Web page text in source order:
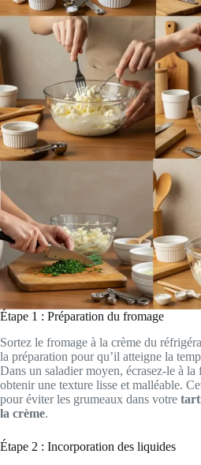
Étape 1 : Préparation du fromage
Sortez le fromage à la crème du
la préparation pour qu’il atteigne la
Dans un saladier moyen, écrasez-le à la
obtenir une texture lisse et malléable.
pour éviter les grumeaux dans votre
la crème.
Étape 2 : Incorporation des liquides